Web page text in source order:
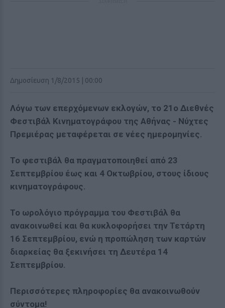
Δημοσίευση 1/8/2015 | 00:00
Λόγω των επερχόμενων εκλογών, το 21ο Διεθνές
Φεστιβάλ Κινηματογράφου της Αθήνας - Νύχτες
Πρεμιέρας μεταφέρεται σε νέες ημερομηνίες.
Το φεστιβάλ θα πραγματοποιηθεί από 23
Σεπτεμβρίου έως και 4 Οκτωβρίου, στους ίδιους
κινηματογράφους.
Το ωρολόγιο πρόγραμμα του Φεστιβάλ θα
ανακοινωθεί και θα κυκλοφορήσει την Τετάρτη
16 Σεπτεμβρίου, ενώ η προπώληση των καρτών
διαρκείας θα ξεκινήσει τη Δευτέρα 14
Σεπτεμβρίου.
Περισσότερες πληροφορίες θα ανακοινωθούν
σύντομα!